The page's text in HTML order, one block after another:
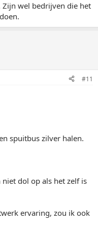
wel bedrijven die het
#11
spuitbus zilver halen.
dol op als het zelf is
ervaring, zou ik ook